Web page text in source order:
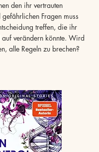
den ihr vertrauten
Fragen muss
treffen, die ihr
auf verändern könnte. Wird
alle Regeln zu brechen?